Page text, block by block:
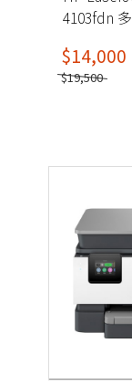
4103fdn
$14,000
$19,500